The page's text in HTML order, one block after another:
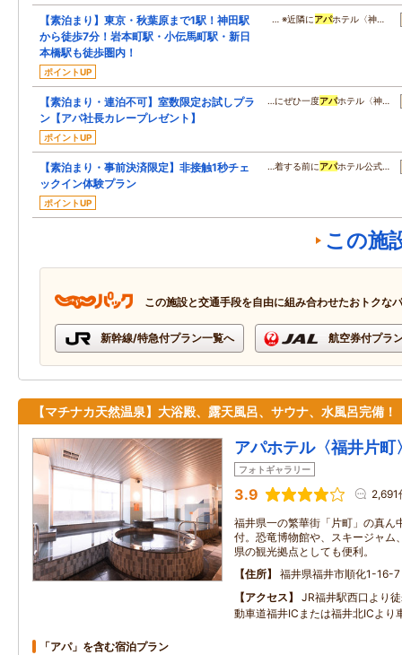
【素泊まり】東京・秋葉原まで1駅！神田駅
から徒歩7分！岩本町駅・小伝馬町駅・新日
本橋駅も徒歩圏内！
ポイントUP
… ※近隣にアパホテル〈神…
【素泊まり・連泊不可】室数限定お試しプラ
ン【アパ社長カレープレゼント】
ポイントUP
…にぜひ一度アパホテル〈神…
【素泊まり・事前決済限定】非接触1秒チェ
ックイン体験プラン
ポイントUP
…着する前にアパホテル公式…
この施
この施設と交通手段を自由に組み合わせたおトクな
新幹線/特急付プラン一覧へ 航空券付プラ
【マチナカ天然温泉】大浴殿、露天風呂、サウナ、水風呂完備！
アパホテル〈福井片町
フォトギャラリー
3.9 2,691
福井県一の繁華街「片町」の真ん
付。恐竜博物館や、スキージャム
県の観光拠点としても便利。
住所
福井県福井市順化1-16-7
アクセス
JR福井駅西口より
動車道福井ICまたは福井北ICより
「アパ」を含む宿泊プラン